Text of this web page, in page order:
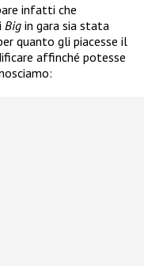
infatti che
Big in gara sia stata
quanto gli piacesse il
affinché potesse